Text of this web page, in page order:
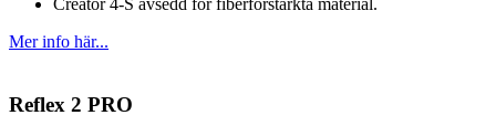
Creator 4-S avsedd för fiberförstärkta material.
Mer info här...
Reflex 2 PRO